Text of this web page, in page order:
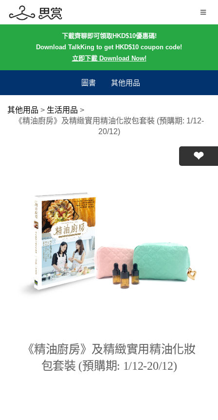
下載齊聊即可領取HKD$10優惠碼!
Download TalkKing to get HKD$10 coupon code!
立即下載 Download Now!
圖書 其他用品
其他用品 > 生活用品 >
《精油廚房》及精緻實用精油化妝包套裝 (預購期: 1/12-
20/12)
《精油廚房》及精緻實用精油化妝
包套裝 (預購期: 1/12-20/12)